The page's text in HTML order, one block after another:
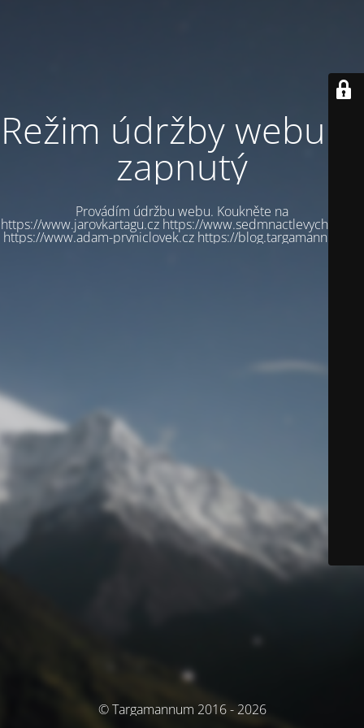
Režim údržby webu je
zapnutý
Provádím údržbu webu. Koukněte na
https://www.jarovkartagu.cz https://www.sedmnactlevychbot.cz
https://www.adam-prvniclovek.cz https://blog.targamannum.cz
© Targamannum 2016 - 2026